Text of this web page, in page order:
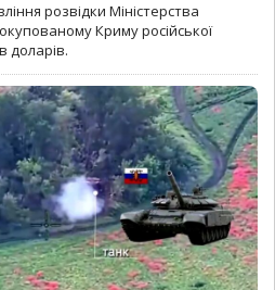
розвідки Міністерства
Криму російської
доларів.